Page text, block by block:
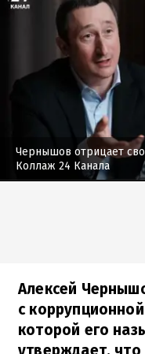
Чернышов отрицает
Коллаж 24 Канала
Алексей
с
которой его
утверждает,